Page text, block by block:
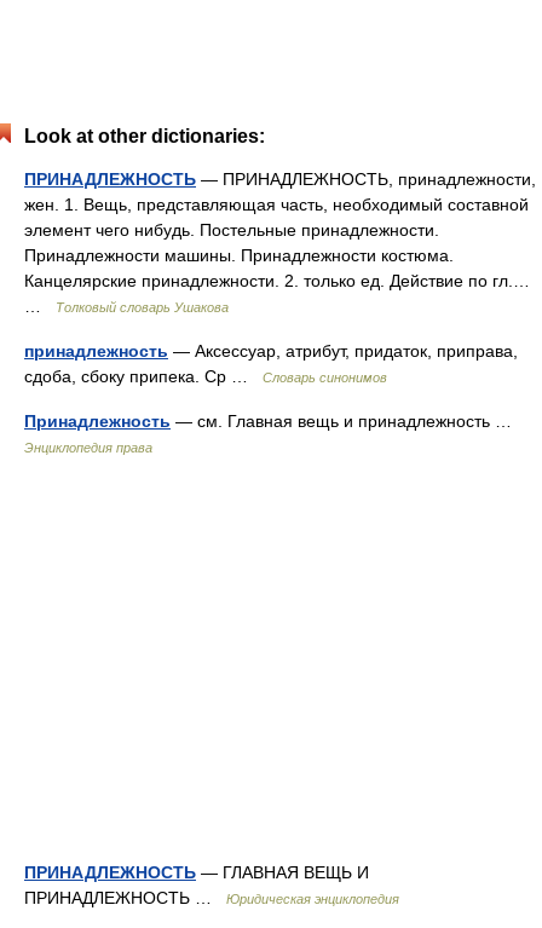
Look at other dictionaries:
ПРИНАДЛЕЖНОСТЬ — ПРИНАДЛЕЖНОСТЬ, принадлежности,
жен. 1. Вещь, представляющая часть, необходимый составной
элемент чего нибудь. Постельные принадлежности.
Принадлежности машины. Принадлежности костюма.
Канцелярские принадлежности. 2. только ед. Действие по гл.…
Толковый словарь Ушакова
принадлежность — Аксессуар, атрибут, придаток, приправа,
сдоба, сбоку припека. Ср …
Словарь синонимов
Принадлежность — см. Главная вещь и принадлежность …
Энциклопедия права
ПРИНАДЛЕЖНОСТЬ — ГЛАВНАЯ ВЕЩЬ И
ПРИНАДЛЕЖНОСТЬ …
Юридическая энциклопедия